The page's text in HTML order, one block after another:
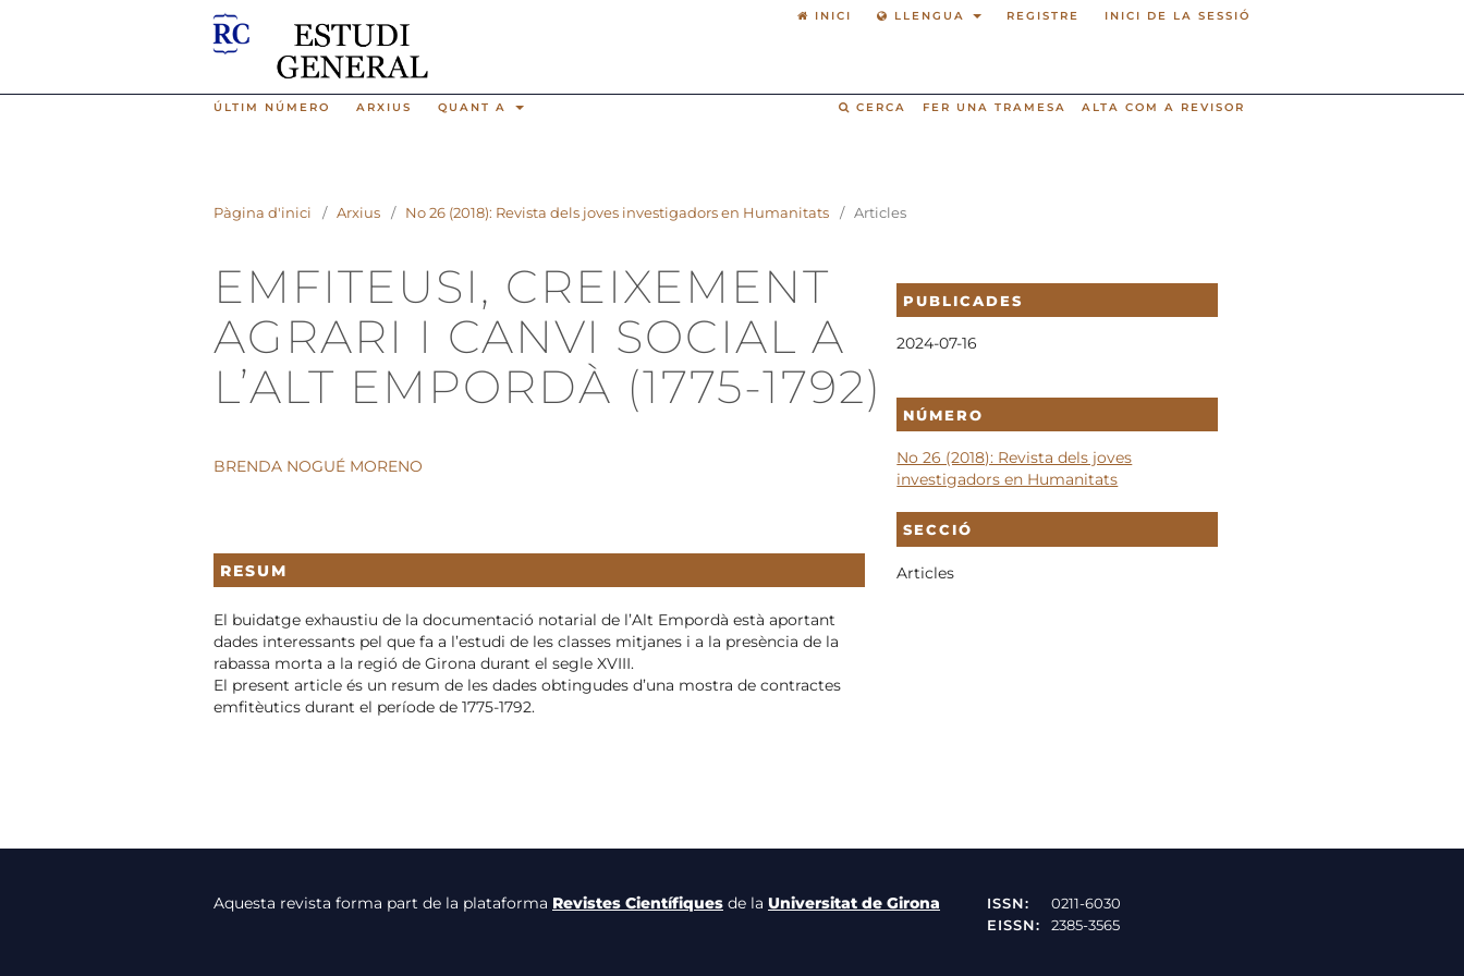
ÚLTIM NÚMERO ARXIUS QUANT A FER UNA TRAMESA ALTA COM A REVISOR
CERCA
INICI LLENGUA REGISTRE INICI DE LA SESSIÓ
Pàgina d'inici / Arxius / No 26 (2018): Revista dels joves investigadors en Humanitats / Articles
EMFITEUSI, CREIXEMENT
AGRARI I CANVI SOCIAL A
L’ALT EMPORDÀ (1775-1792)
BRENDA NOGUÉ MORENO
RESUM
El buidatge exhaustiu de la documentació notarial de l’Alt Empordà està aportant
dades interessants pel que fa a l’estudi de les classes mitjanes i a la presència de la
rabassa morta a la regió de Girona durant el segle XVIII.
El present article és un resum de les dades obtingudes d’una mostra de contractes
emfitèutics durant el període de 1775-1792.
PUBLICADES
2024-07-16
NÚMERO
No 26 (2018): Revista dels joves
investigadors en Humanitats
SECCIÓ
Articles
Aquesta revista forma part de la plataforma Revistes Científiques de la Universitat de Girona ISSN:
0211-6030
EISSN:
2385-3565